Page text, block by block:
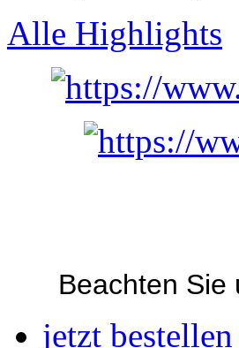
Alle Highlights
Beachten Sie
jetzt bestellen